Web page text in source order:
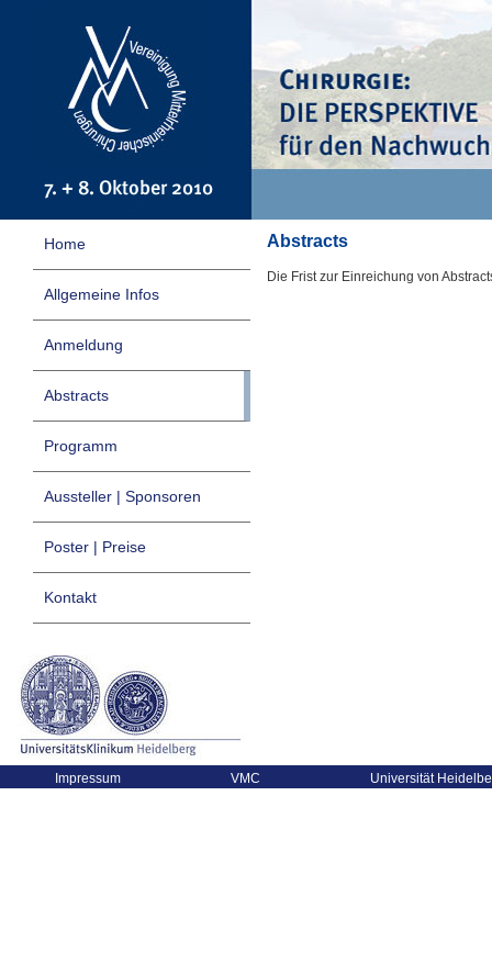
Home
Allgemeine Infos
Anmeldung
Abstracts
Programm
Aussteller | Sponsoren
Poster | Preise
Kontakt
Abstracts
Die Frist zur Einreichung von
Impressum VMC Universität